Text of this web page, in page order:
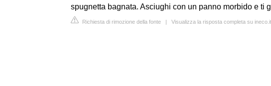
spugnetta bagnata. Asciughi con un panno morbido e ti
Richiesta di rimozione della fonte | Visualizza la risposta completa su ineco.it